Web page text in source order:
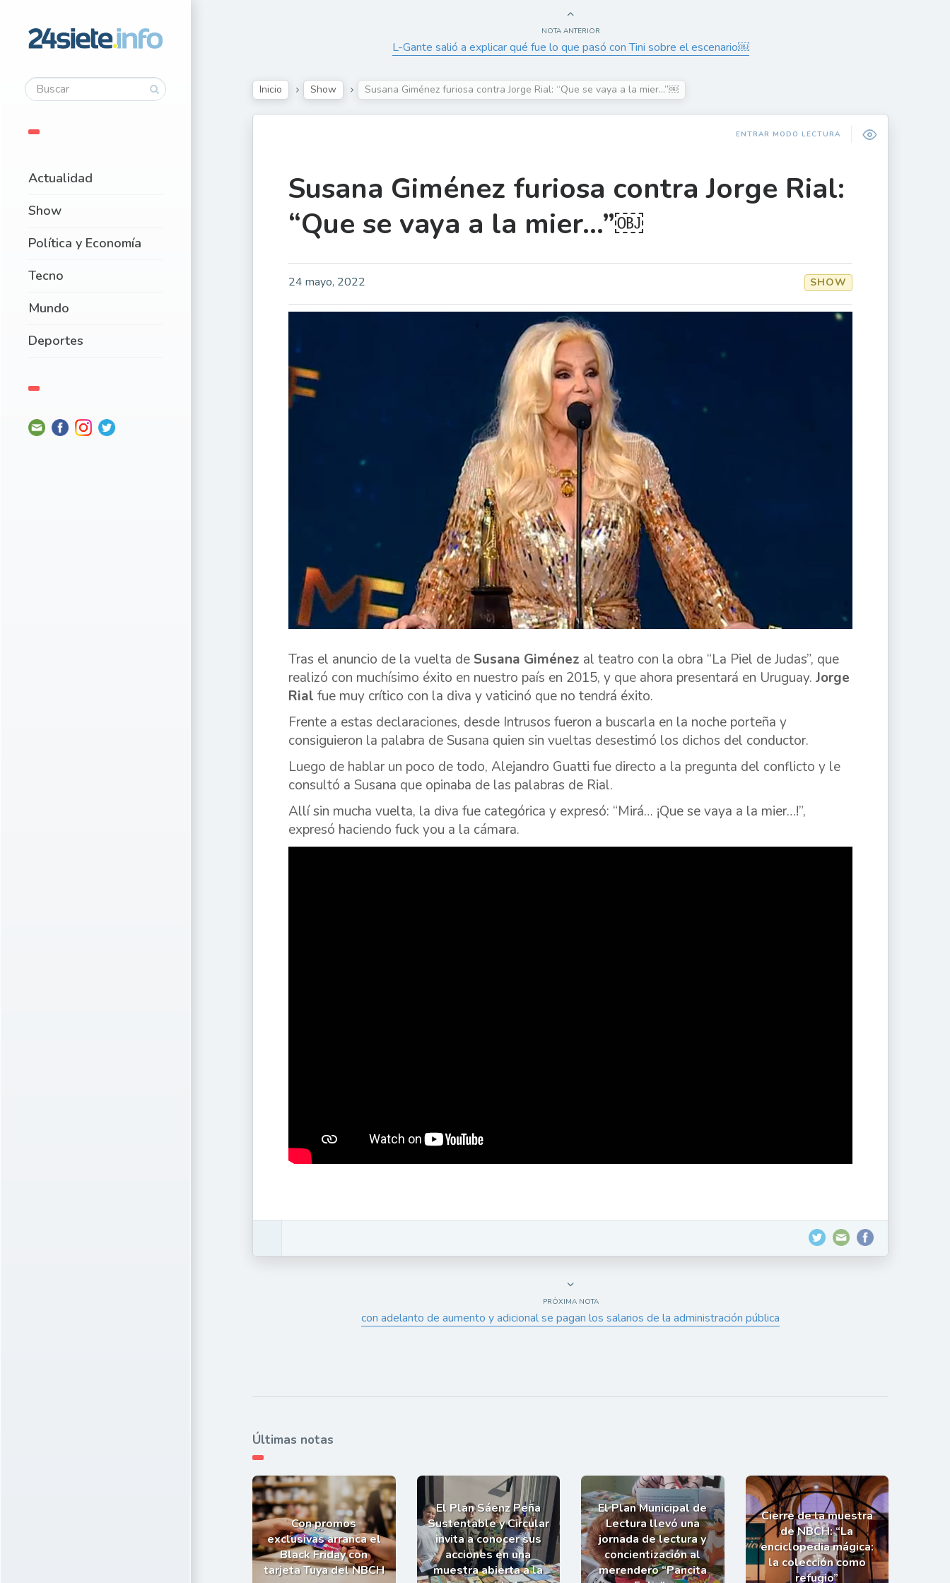
Actualidad
Show
Política y Economía
Tecno
Mundo
Deportes
NOTA ANTERIOR
L-Gante salió a explicar qué fue lo que pasó con Tini sobre el escenario￼
Inicio Show Susana Giménez furiosa contra Jorge Rial: “Que se vaya a la mier…”￼
ENTRAR MODO LECTURA
Susana Giménez furiosa contra Jorge Rial:
“Que se vaya a la mier…”￼
24 mayo, 2022 SHOW
Tras el anuncio de la vuelta de Susana Giménez al teatro con la obra “La Piel de Judas”, que
realizó con muchísimo éxito en nuestro país en 2015, y que ahora presentará en Uruguay. Jorge
Rial fue muy crítico con la diva y vaticinó que no tendrá éxito.
Frente a estas declaraciones, desde Intrusos fueron a buscarla en la noche porteña y
consiguieron la palabra de Susana quien sin vueltas desestimó los dichos del conductor.
Luego de hablar un poco de todo, Alejandro Guatti fue directo a la pregunta del conflicto y le
consultó a Susana que opinaba de las palabras de Rial.
Allí sin mucha vuelta, la diva fue categórica y expresó: “Mirá… ¡Que se vaya a la mier…!”,
expresó haciendo fuck you a la cámara.
PRÓXIMA NOTA
con adelanto de aumento y adicional se pagan los salarios de la administración pública
Últimas notas
Con promos
exclusivas arranca el
Black Friday con
tarjeta Tuya del NBCH
El Plan Sáenz Peña
Sustentable y Circular
invita a conocer sus
acciones en una
muestra abierta a la
El Plan Municipal de
Lectura llevó una
jornada de lectura y
concientización al
merendero “Pancita
Cierre de la muestra
de NBCH: “La
enciclopedia mágica:
la colección como
refugio”